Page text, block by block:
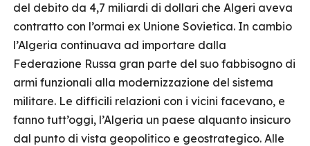
del debito da 4,7 miliardi di dollari che Algeri aveva
contratto con l’ormai ex Unione Sovietica. In cambio
l’Algeria continuava ad importare dalla
Federazione Russa gran parte del suo fabbisogno di
armi funzionali alla modernizzazione del sistema
militare. Le difficili relazioni con i vicini facevano, e
fanno tutt’oggi, l’Algeria un paese alquanto insicuro
dal punto di vista geopolitico e geostrategico. Alle